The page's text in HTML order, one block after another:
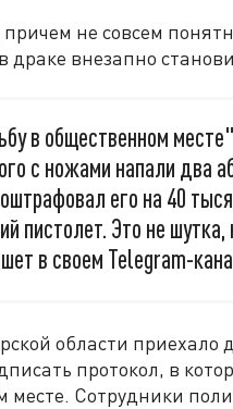
не совсем
драке внезапно
в общественном
с ножами напали два
его на 40
пистолет. Это не
в своем Telegram-
области приехало
протокол, в
месте. Сотрудники